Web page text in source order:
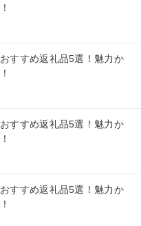
すすめ返礼品5選！魅力か
すすめ返礼品5選！魅力か
すすめ返礼品5選！魅力か